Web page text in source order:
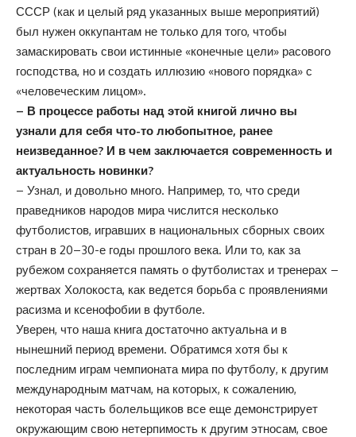
СССР (как и целый ряд указанных выше мероприятий)
был нужен оккупантам не только для того, чтобы
замаскировать свои истинные «конечные цели» расового
господства, но и создать иллюзию «нового порядка» с
«человеческим лицом».
– В процессе работы над этой книгой лично вы
узнали для себя что-то любопытное, ранее
неизведанное? И в чем заключается современность и
актуальность новинки?
– Узнал, и довольно много. Например, то, что среди
праведников народов мира числится несколько
футболистов, игравших в национальных сборных своих
стран в 20–30-е годы прошлого века. Или то, как за
рубежом сохраняется память о футболистах и тренерах –
жертвах Холокоста, как ведется борьба с проявлениями
расизма и ксенофобии в футболе.
Уверен, что наша книга достаточно актуальна и в
нынешний период времени. Обратимся хотя бы к
последним играм чемпионата мира по футболу, к другим
международным матчам, на которых, к сожалению,
некоторая часть болельщиков все еще демонстрирует
окружающим свою нетерпимость к другим этносам, свое